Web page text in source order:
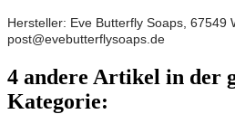
Hersteller: Eve Butterfly Soaps, 67549
post@evebutterflysoaps.de
4 andere Artikel in der
Kategorie: